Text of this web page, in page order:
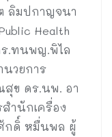
ลิมปกาญจนา
Health
ร.ทนพญ.พิไล
วยการ
สุข ดร.นพ. อา
ำนักเครื่อง
กดิ์ หมื่นพล ผู้